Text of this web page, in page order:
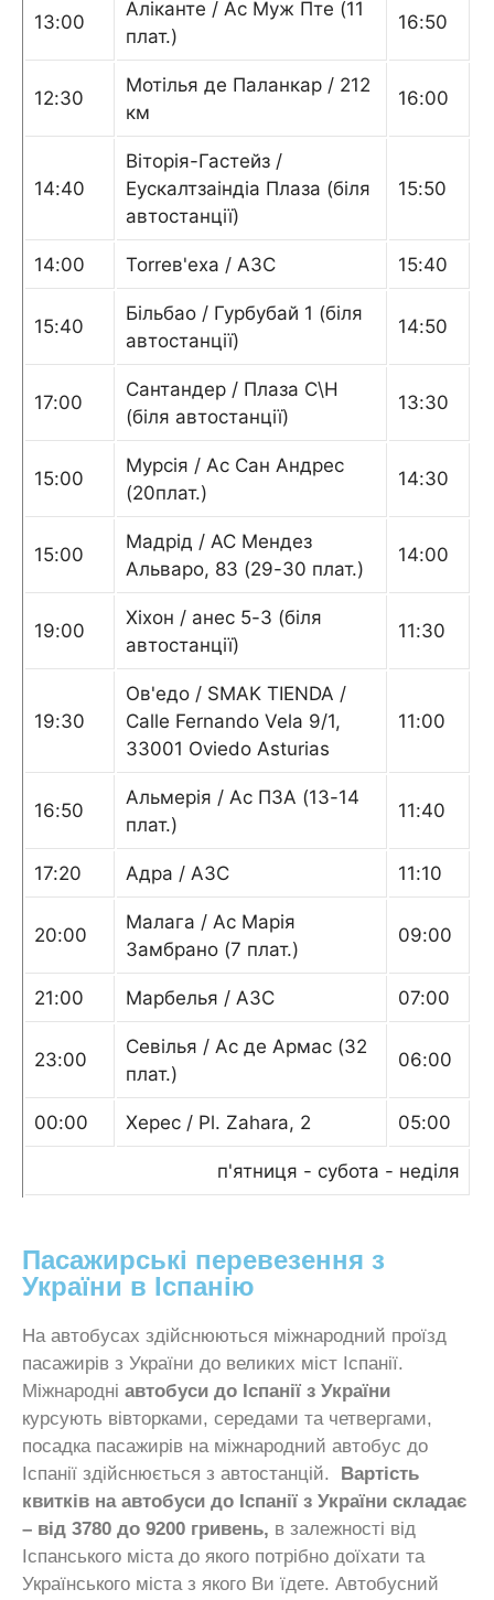
13:00
Аліканте / Ас Муж Пте (11
плат.)
16:50
12:30
Мотілья де Паланкар / 212
км
16:00
14:40
Віторія-Гастейз /
Еускалтзаіндіа Плаза (біля
автостанції)
15:50
14:00 Torrев'еха / АЗС 15:40
15:40
Більбао / Гурбубай 1 (біля
автостанції)
14:50
17:00
Сантандер / Плаза С\Н
(біля автостанції)
13:30
15:00
Мурсія / Ас Сан Андрес
(20плат.)
14:30
15:00
Мадрід / АС Мендез
Альваро, 83 (29-30 плат.)
14:00
19:00
Хіхон / анес 5-3 (біля
автостанції)
11:30
19:30
Ов'едо / SMAK TIENDA /
Calle Fernando Vela 9/1,
33001 Oviedo Asturias
11:00
16:50
Альмерія / Ас ПЗА (13-14
плат.)
11:40
17:20 Адра / АЗС 11:10
20:00
Малага / Ас Марія
Замбрано (7 плат.)
09:00
21:00 Марбелья / АЗС 07:00
23:00
Севілья / Ас де Армас (32
плат.)
06:00
00:00 Херес / Pl. Zahara, 2 05:00
п'ятниця - субота - неділя
Пасажирські перевезення з
України в Іспанію
На автобусах здійснюються міжнародний проїзд
пасажирів з України до великих міст Іспанії.
Міжнародні автобуси до Іспанії з України
курсують вівторками, середами та четвергами,
посадка пасажирів на міжнародний автобус до
Іспанії здійснюється з автостанцій. Вартість
квитків на автобуси до Іспанії з України складає
– від 3780 до 9200 гривень, в залежності від
Іспанського міста до якого потрібно доїхати та
Українського міста з якого Ви їдете. Автобусний